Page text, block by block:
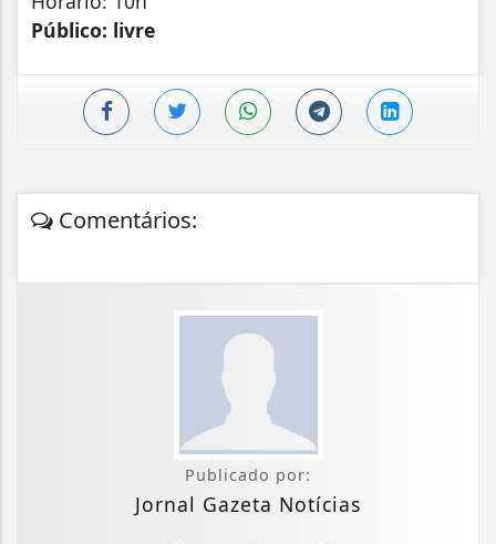
Público: livre
Comentários:
Publicado por:
Jornal Gazeta Notícias